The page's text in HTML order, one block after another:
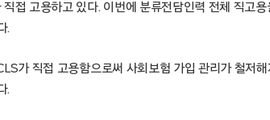
접 고용하고 있다. 이번에 분류전담인력 전체 직고
.
가 직접 고용함으로써 사회보험 가입 관리가 철저
.